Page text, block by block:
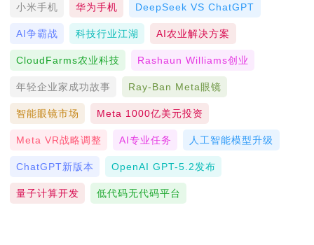
小米手机 华为手机 DeepSeek VS ChatGPT
AI争霸战 科技行业江湖 AI农业解决方案
CloudFarms农业科技 Rashaun Williams创业
年轻企业家成功故事 Ray-Ban Meta眼镜
智能眼镜市场 Meta 1000亿美元投资
Meta VR战略调整 AI专业任务 人工智能模型升级
ChatGPT新版本 OpenAI GPT-5.2发布
量子计算开发 低代码无代码平台